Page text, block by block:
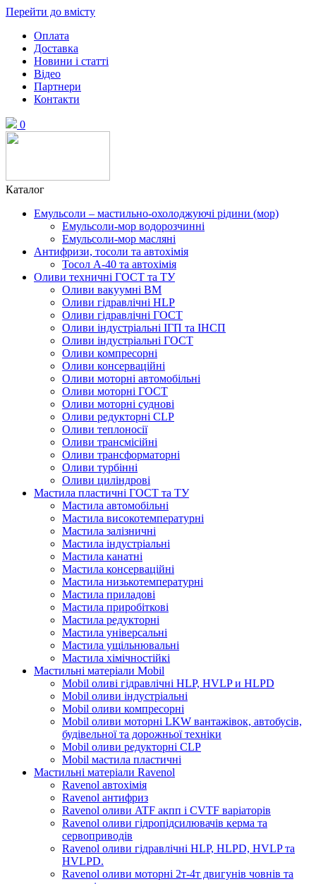
Перейти до вмісту
Оплата
Доставка
Новини і статті
Відео
Партнери
Контакти
0
Каталог
Емульсоли – мастильно-охолоджуючі рідини (мор)
Емульсоли-мор водорозчинні
Емульсоли-мор масляні
Антифризи, тосоли та автохімія
Тосол А-40 та автохімія
Оливи техничні ГОСТ та ТУ
Оливи вакуумні ВМ
Оливи гідравлічні HLP
Оливи гідравлічні ГОСТ
Оливи індустріальні ІГП та ІНСП
Оливи індустріальні ГОСТ
Оливи компресорні
Оливи консерваційні
Оливи моторні автомобільні
Оливи моторні ГОСТ
Оливи моторні суднові
Оливи редукторні CLP
Оливи теплоносії
Оливи трансмісійні
Оливи трансформаторні
Оливи турбінні
Оливи циліндрові
Мастила пластичні ГОСТ та ТУ
Мастила автомобільні
Мастила високотемпературні
Мастила залізничні
Мастила індустріальні
Мастила канатні
Мастила консерваційні
Мастила низькотемпературні
Мастила приладові
Мастила приробіткові
Мастила редукторні
Мастила універсальні
Мастила ущільнювальні
Мастила хімічностійкі
Мастильні матеріали Mobil
Mobil оливі гідравлічні HLP, HVLP и HLPD
Mobil оливи індустріальні
Mobil оливи компресорні
Mobil оливи моторні LKW вантажівок, автобусів,
будівельної та дорожньої техніки
Mobil оливи редукторні CLP
Mobil мастила пластичні
Мастильні матеріали Ravenol
Ravenol автохімія
Ravenol антифриз
Ravenol оливи ATF акпп і CVTF варіаторів
Ravenol оливи гідропідсилювачів керма та
сервоприводів
Ravenol оливи гідравлічні HLP, HLPD, HVLP та
HVLPD.
Ravenol оливи моторні 2т-4т двигунів човнів та